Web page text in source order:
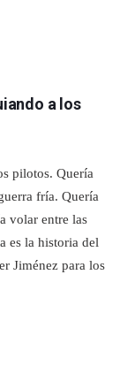
a los
pilotos. Quería
fría. Quería
volar entre las
es la historia del
Jiménez para los